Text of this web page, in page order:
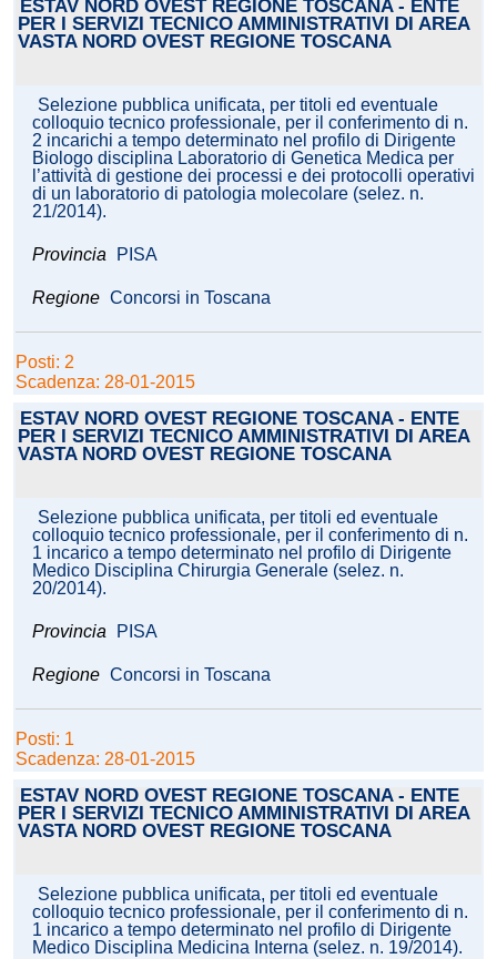
ESTAV NORD OVEST REGIONE TOSCANA - ENTE
PER I SERVIZI TECNICO AMMINISTRATIVI DI AREA
VASTA NORD OVEST REGIONE TOSCANA
Selezione pubblica unificata, per titoli ed eventuale
colloquio tecnico professionale, per il conferimento di n.
2 incarichi a tempo determinato nel profilo di Dirigente
Biologo disciplina Laboratorio di Genetica Medica per
l’attività di gestione dei processi e dei protocolli operativi
di un laboratorio di patologia molecolare (selez. n.
21/2014).
Provincia PISA
Regione Concorsi in Toscana
Posti: 2
Scadenza: 28-01-2015
ESTAV NORD OVEST REGIONE TOSCANA - ENTE
PER I SERVIZI TECNICO AMMINISTRATIVI DI AREA
VASTA NORD OVEST REGIONE TOSCANA
Selezione pubblica unificata, per titoli ed eventuale
colloquio tecnico professionale, per il conferimento di n.
1 incarico a tempo determinato nel profilo di Dirigente
Medico Disciplina Chirurgia Generale (selez. n.
20/2014).
Provincia PISA
Regione Concorsi in Toscana
Posti: 1
Scadenza: 28-01-2015
ESTAV NORD OVEST REGIONE TOSCANA - ENTE
PER I SERVIZI TECNICO AMMINISTRATIVI DI AREA
VASTA NORD OVEST REGIONE TOSCANA
Selezione pubblica unificata, per titoli ed eventuale
colloquio tecnico professionale, per il conferimento di n.
1 incarico a tempo determinato nel profilo di Dirigente
Medico Disciplina Medicina Interna (selez. n. 19/2014).